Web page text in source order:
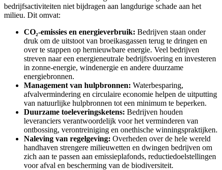
bedrijfsactiviteiten niet bijdragen aan langdurige schade aan het
milieu. Dit omvat:
CO₂-emissies en energieverbruik: Bedrijven staan onder
druk om de uitstoot van broeikasgassen terug te dringen en
over te stappen op hernieuwbare energie. Veel bedrijven
streven naar een energieneutrale bedrijfsvoering en investeren
in zonne-energie, windenergie en andere duurzame
energiebronnen.
Management van hulpbronnen: Waterbesparing,
afvalvermindering en circulaire economie helpen de uitputting
van natuurlijke hulpbronnen tot een minimum te beperken.
Duurzame toeleveringsketens: Bedrijven houden
leveranciers verantwoordelijk voor het verminderen van
ontbossing, verontreiniging en onethische winningspraktijken.
Naleving van regelgeving: Overheden over de hele wereld
handhaven strengere milieuwetten en dwingen bedrijven om
zich aan te passen aan emissieplafonds, reductiedoelstellingen
voor afval en bescherming van de biodiversiteit.